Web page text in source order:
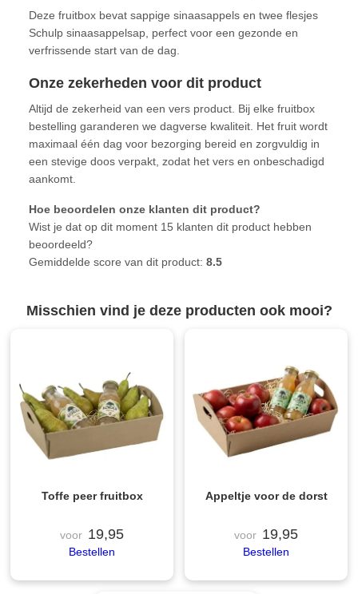
Deze fruitbox bevat sappige sinaasappels en twee flesjes
Schulp sinaasappelsap, perfect voor een gezonde en
verfrissende start van de dag.
Onze zekerheden voor dit product
Altijd de zekerheid van een vers product. Bij elke fruitbox
bestelling garanderen we dagverse kwaliteit. Het fruit wordt
maximaal één dag voor bezorging bereid en zorgvuldig in
een stevige doos verpakt, zodat het vers en onbeschadigd
aankomt.
Hoe beoordelen onze klanten dit product?
Wist je dat op dit moment 15 klanten dit product hebben
beoordeeld?
Gemiddelde score van dit product:8.5
Misschien vind je deze producten ook mooi?
Toffe peer fruitbox
voor 19,95
Bestellen
Appeltje voor de dorst
voor 19,95
Bestellen